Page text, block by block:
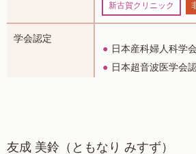
新古賀クリニック
学会認定
日本産科婦人科学
日本超音波医学会
友成 美鈴 （ともなり みすず）